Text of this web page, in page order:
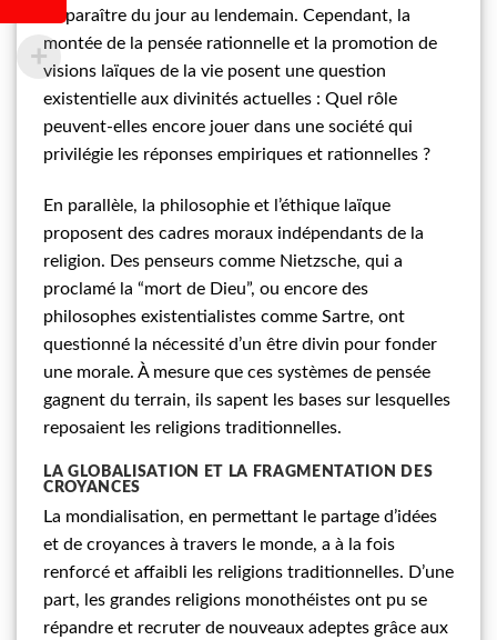
disparaître du jour au lendemain. Cependant, la
montée de la pensée rationnelle et la promotion de
visions laïques de la vie posent une question
existentielle aux divinités actuelles : Quel rôle
peuvent-elles encore jouer dans une société qui
privilégie les réponses empiriques et rationnelles ?
En parallèle, la philosophie et l’éthique laïque
proposent des cadres moraux indépendants de la
religion. Des penseurs comme Nietzsche, qui a
proclamé la “mort de Dieu”, ou encore des
philosophes existentialistes comme Sartre, ont
questionné la nécessité d’un être divin pour fonder
une morale. À mesure que ces systèmes de pensée
gagnent du terrain, ils sapent les bases sur lesquelles
reposaient les religions traditionnelles.
LA GLOBALISATION ET LA FRAGMENTATION DES
CROYANCES
La mondialisation, en permettant le partage d’idées
et de croyances à travers le monde, a à la fois
renforcé et affaibli les religions traditionnelles. D’une
part, les grandes religions monothéistes ont pu se
répandre et recruter de nouveaux adeptes grâce aux